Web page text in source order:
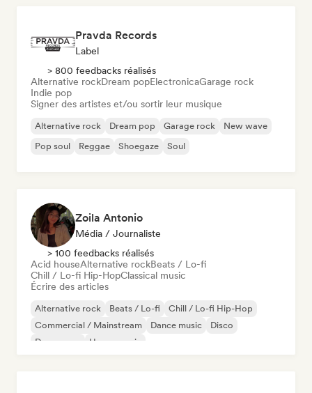
Pravda Records
Label
> 800 feedbacks réalisés
Alternative rockDream popElectronicaGarage rock
Indie pop
Signer des artistes et/ou sortir leur musique
Alternative rock Dream pop Garage rock
New wave
Pop soul
Reggae Shoegaze Soul
Zoila Antonio
Média / Journaliste
> 100 feedbacks réalisés
Acid houseAlternative rockBeats / Lo-fi
Chill / Lo-fi Hip-HopClassical music
Écrire des articles
Alternative rock Beats / Lo-fi
Chill / Lo-fi Hip-Hop
Commercial / Mainstream
Dance music
Disco
Dream pop
House music